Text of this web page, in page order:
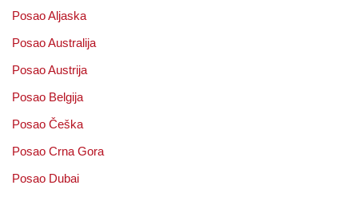
Posao Aljaska
Posao Australija
Posao Austrija
Posao Belgija
Posao Češka
Posao Crna Gora
Posao Dubai